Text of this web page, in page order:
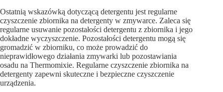
Ostatnią wskazówką dotyczącą detergentu jest regularne
czyszczenie zbiornika na detergenty w zmywarce. Zaleca się
regularne usuwanie pozostałości detergentu z zbiornika i jego
dokładne wyczyszczenie. Pozostałości detergentu mogą się
gromadzić w zbiorniku, co może prowadzić do
nieprawidłowego działania zmywarki lub pozostawiania
osadu na Thermomixie. Regularne czyszczenie zbiornika na
detergenty zapewni skuteczne i bezpieczne czyszczenie
urządzenia.